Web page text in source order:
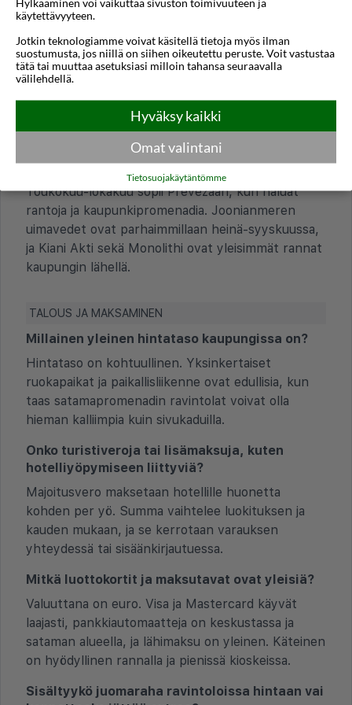
Onko kaupunki eri aikavyöhykkeellä kuin
Suomi?
Prevezassa kello on yhden tunnin Suomen aikaa
edellä. Kesäaika ja talviaika vaihtuvat yleensä
samoina päivinä kuin Suomessa, joten aikaero
pysyy samanlaisena.
Milloin on paras aika vierailla tässä
kaupungissa?
Toukokuu-lokakuu sopii Prevezaan, kun haluat
rantoja ja kaupunkipromenadia. Joonianmeren
uimavedet ovat parhaimmillaan heinä-syyskuussa,
ja Kiani Akti sekä Monolithi ovat yleisimmät rannat
kaupungin lähellä.
TALOUS JA MAKSAMINEN
Millainen yleinen hintataso kaupungissa on?
Hintataso on kohtuullinen. Yksinkertaiset
ruokapaikat ja paikallisliikenne ovat edullisia, kun
taas satamapromenadin ravintolat voivat olla
hieman kalliimpia kuin sivukaduilla.
Onko turistiveroja tai lisämaksuja, kuten
hotelliyöpymiseen liittyviä?
Majoitusvero maksetaan hotellille huonetta
kohden per yö. Summa vaihtelee luokituksen ja
kauden mukaan, ja se kerrotaan varauksen
yhteydessä tai sisäänkirjautuessa.
Mitkä luottokortit ja maksutavat ovat yleisiä?
Valuuttana on euro. Visa ja Mastercard käyvät
laajasti, pankkiautomaatteja on keskustassa ja
sataman alueella, ja lähimaksu on yleinen. Käteinen
on hyödyllinen rannalla ja pienissä kioskeissa.
Sisältyykö juomaraha ravintoloissa hintaan vai
käytettävyyteen.
Jotkin teknologiamme voivat käsitellä tietoja myös ilman
suostumusta, jos niillä on siihen oikeutettu peruste. Voit vastustaa
tätä tai muuttaa asetuksiasi milloin tahansa seuraavalla
välilehdellä.
Hyväksy kaikki
Omat valintani
Tietosuojakäytäntömme